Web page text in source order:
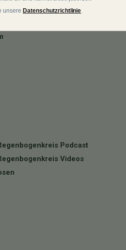
Podcast
Videos
unsere Datenschutzrichtlinie